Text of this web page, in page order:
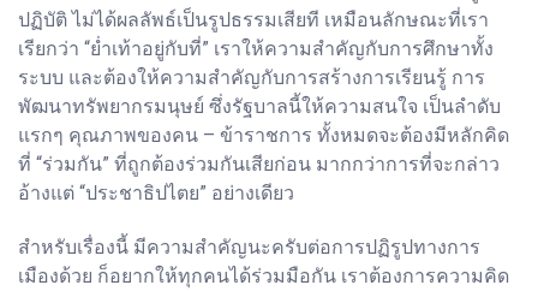
ปฏิบัติ ไม่ได้ผลลัพธ์เป็นรูปธรรมเสียที เหมือนลักษณะที่เรา
เรียกว่า “ย่ำเท้าอยู่กับที่” เราให้ความสำคัญกับการศึกษาทั้ง
ระบบ และต้องให้ความสำคัญกับการสร้างการเรียนรู้ การ
พัฒนาทรัพยากรมนุษย์ ซึ่งรัฐบาลนี้ให้ความสนใจ เป็นลำดับ
แรกๆ คุณภาพของคน – ข้าราชการ ทั้งหมดจะต้องมีหลักคิด
ที่ “ร่วมกัน” ที่ถูกต้องร่วมกันเสียก่อน มากกว่าการที่จะกล่าว
อ้างแต่ “ประชาธิปไตย” อย่างเดียว
สำหรับเรื่องนี้ มีความสำคัญนะครับต่อการปฏิรูปทางการ
เมืองด้วย ก็อยากให้ทุกคนได้ร่วมมือกัน เราต้องการความคิด